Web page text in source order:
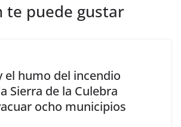
te puede gustar
el humo del incendio
Sierra de la Culebra
ocho municipios